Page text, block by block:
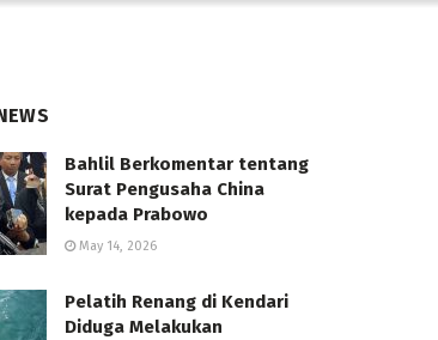
Bahlil Berkomentar tentang
Surat Pengusaha China
kepada Prabowo
May 14, 2026
Pelatih Renang di Kendari
Diduga Melakukan